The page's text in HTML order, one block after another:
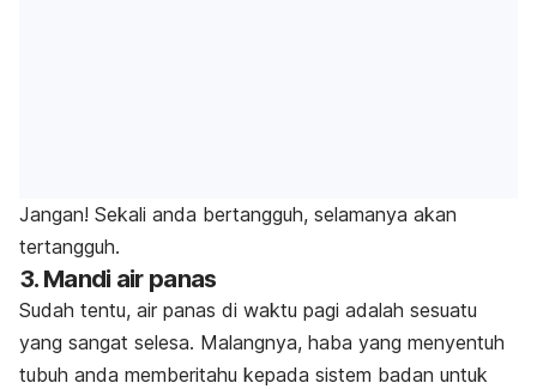
Jangan! Sekali anda bertangguh, selamanya akan
tertangguh.
3. Mandi air panas
Sudah tentu, air panas di waktu pagi adalah sesuatu
yang sangat selesa. Malangnya, haba yang menyentuh
tubuh anda memberitahu kepada sistem badan untuk